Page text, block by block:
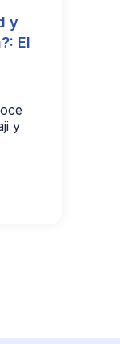
y
El
y